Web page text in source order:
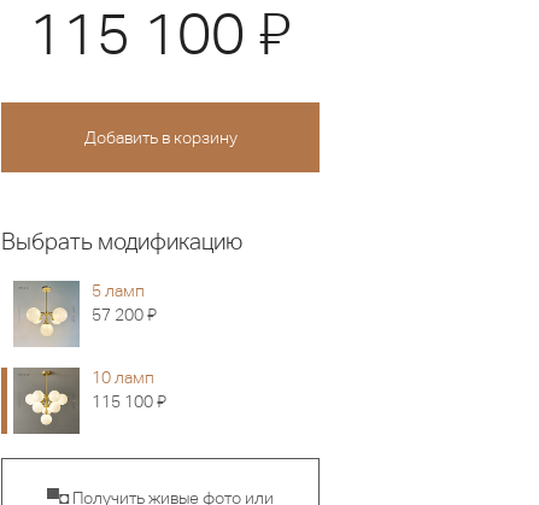
115 100 Я
Выбрать модификацию
5 ламп
57 200Я
10 ламп
115 100Я
▀◘ Получить живые фото или